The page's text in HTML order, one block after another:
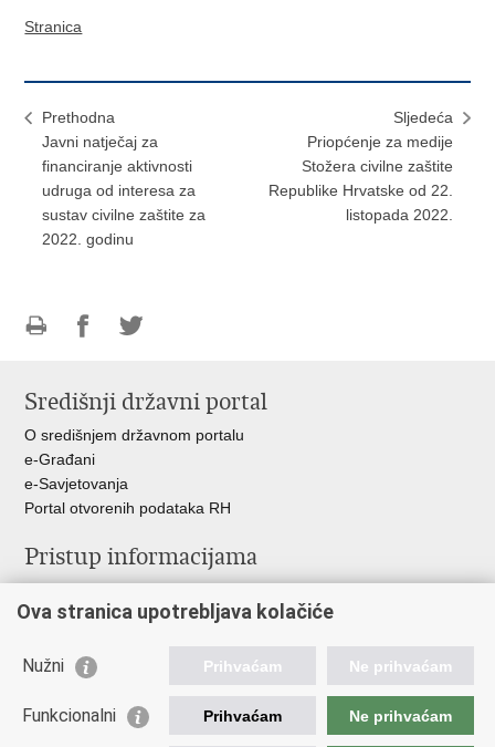
Stranica
Prethodna
Javni natječaj za
financiranje aktivnosti
udruga od interesa za
sustav civilne zaštite za
2022. godinu
Sljedeća
Priopćenje za medije
Stožera civilne zaštite
Republike Hrvatske od 22.
listopada 2022.
FacebookuTwitteru
Središnji državni portal
O središnjem državnom portalu
e-Građani
e-Savjetovanja
Portal otvorenih podataka RH
Pristup informacijama
Savjetovanje
Zapošljavanje
Odnosi s javnošću
Ova stranica upotrebljava kolačiće
Nužni Prihvaćam Ne prihvaćam
Funkcionalni Prihvaćam Ne prihvaćam